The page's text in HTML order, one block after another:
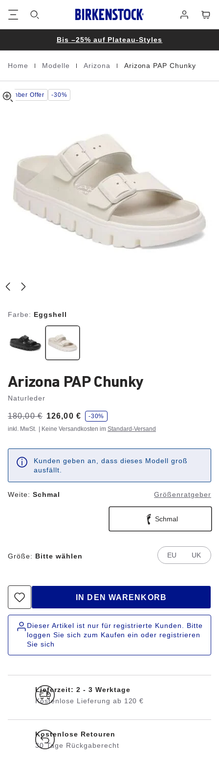
Bis –25% auf Plateau-Styles
Homepage
Home Modelle Arizona Arizona PAP Chunky
Chunky
Natural
Leather
Member Offer -30%
Farbe: Eggshell
Arizona PAP Chunky
Naturleder
Vorher:
180,00 €
Jetzt 126,00 €
S
p
a
r
-30%
inkl. MwSt.
| Keine Versandkosten im Standard-Versand
Kunden geben an, dass dieses Modell groß
ausfällt.
Weite: Schmal Größenratgeber
Schmal
Größe: Bitte wählen EU UK
IN DEN WARENKORB
Dieser Artikel ist nur für registrierte Kunden. Bitte
loggen Sie sich zum Kaufen ein oder registrieren
Sie sich
Lieferzeit: 2 - 3 Werktage
Kostenlose Lieferung ab 120 €
Kostenlose Retouren
30 Tage Rückgaberecht
about
product
materials